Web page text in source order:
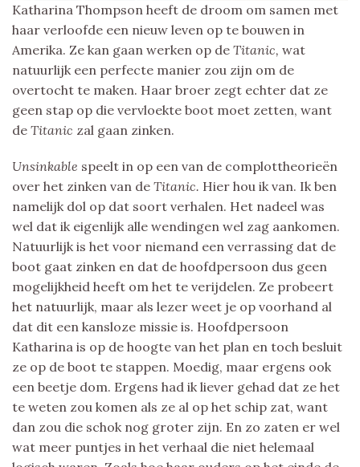
Katharina Thompson heeft de droom om samen met
haar verloofde een nieuw leven op te bouwen in
Amerika. Ze kan gaan werken op de Titanic, wat
natuurlijk een perfecte manier zou zijn om de
overtocht te maken. Haar broer zegt echter dat ze
geen stap op die vervloekte boot moet zetten, want
de Titanic zal gaan zinken.
Unsinkable speelt in op een van de complottheorieën
over het zinken van de Titanic. Hier hou ik van. Ik ben
namelijk dol op dat soort verhalen. Het nadeel was
wel dat ik eigenlijk alle wendingen wel zag aankomen.
Natuurlijk is het voor niemand een verrassing dat de
boot gaat zinken en dat de hoofdpersoon dus geen
mogelijkheid heeft om het te verijdelen. Ze probeert
het natuurlijk, maar als lezer weet je op voorhand al
dat dit een kansloze missie is. Hoofdpersoon
Katharina is op de hoogte van het plan en toch besluit
ze op de boot te stappen. Moedig, maar ergens ook
een beetje dom. Ergens had ik liever gehad dat ze het
te weten zou komen als ze al op het schip zat, want
dan zou die schok nog groter zijn. En zo zaten er wel
wat meer puntjes in het verhaal die niet helemaal